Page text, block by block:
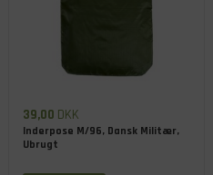
39,00 DKK
Inderpose M/96, Dansk Militær,
Ubrugt